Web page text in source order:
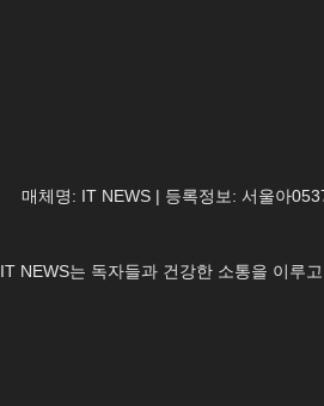
매체명: IT NEWS | 등록정보: 서울아
IT NEWS는 독자들과 건강한 소통을 이루